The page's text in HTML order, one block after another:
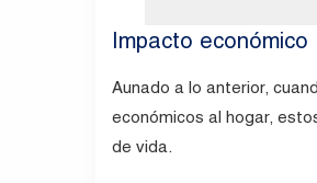
Impacto económico
Aunado a lo anterior,
económicos al hogar,
de vida.